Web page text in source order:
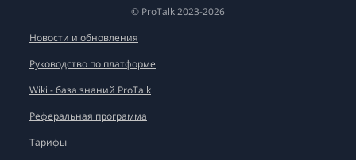
© ProTalk 2023-2026
Новости и обновления
Руководство по платформе
Wiki - база знаний ProTalk
Реферальная программа
Тарифы